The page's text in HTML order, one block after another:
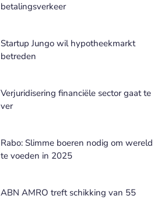
betalingsverkeer
Startup Jungo wil hypotheekmarkt
betreden
Verjuridisering financiële sector gaat te
ver
Rabo: Slimme boeren nodig om wereld
te voeden in 2025
ABN AMRO treft schikking van 55